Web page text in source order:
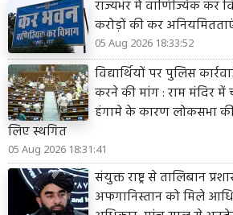
राज्यभर में वाणिज्यिक कर
करोड़ों की कर
05 Aug 2026 18:33:52
विद्यार्थियों पर पुलिस
करने की मांग : राम मंदिर में
हंगामे के कारण लोकसभा की
लिए स्थगित
05 Aug 2026 18:31:41
संयुक्त राष्ट्र से तालिबान
अफगानिस्तान को मिले